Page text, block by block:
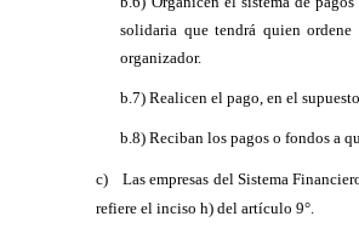
solidaria que tendrá quien
organizador.
b.7) Realicen el pago, en el
b.8) Reciban los pagos o fondos a
c)
Las empresas del Sistema
refiere el inciso h) del artículo 9°.